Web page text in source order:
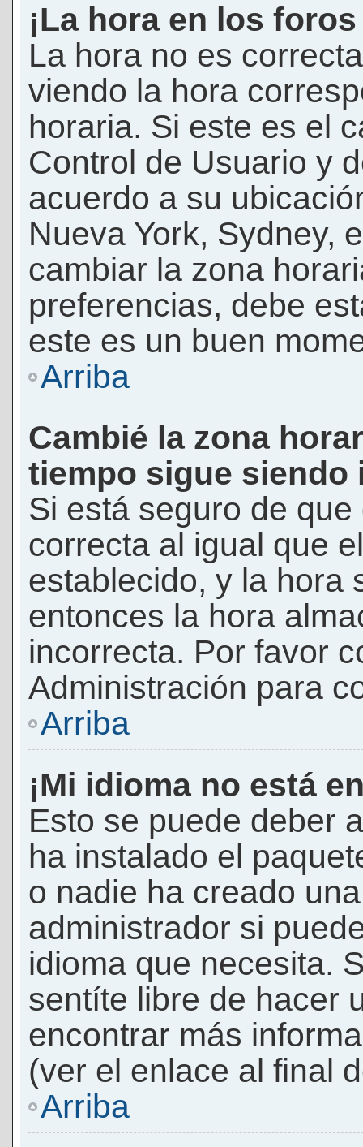
¡La hora en los
La hora no es
viendo la hora
horaria. Si este es el
Control de Usuario y
acuerdo a su
Nueva York, Sydney,
cambiar la zona
preferencias, debe
este es un buen
Arriba
Cambié la zona
tiempo sigue siendo
Si está seguro de
correcta al igual que
establecido, y la hora
entonces la hora
incorrecta. Por favor
Administración para
Arriba
¡Mi idioma no está
Esto se puede deber
ha instalado el
o nadie ha creado
administrador si
idioma que necesita.
sentíte libre de hacer
encontrar más
(ver el enlace al final
Arriba